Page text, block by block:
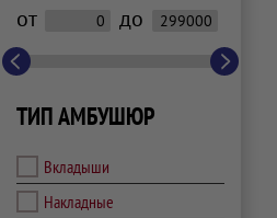
от до
ТИП АМБУШЮР
Вкладыши
Накладные